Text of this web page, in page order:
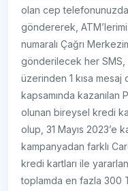
olan cep
göndererek,
numaralı Çağrı
gönderilecek her
üzerinden 1 kısa
kapsamında kazanılan
olunan bireysel kredi
olup, 31 Mayıs 2023’e
kampanyadan farklı
kredi kartları ile
toplamda en fazla 300